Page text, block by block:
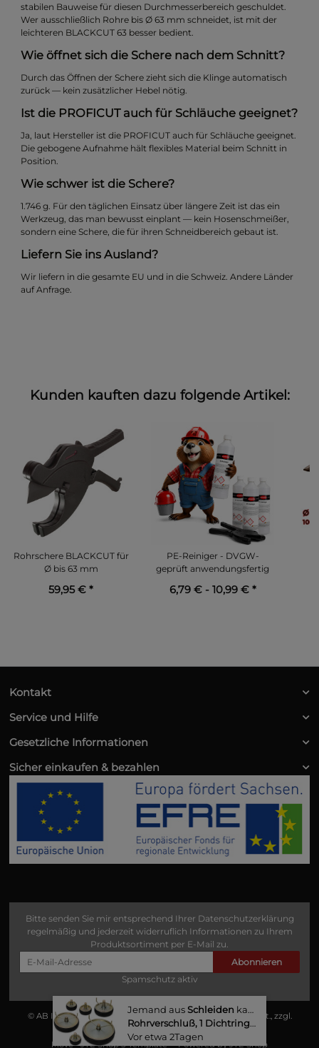
stabilen Bauweise für diesen Durchmesserbereich geschuldet.
Wer ausschließlich Rohre bis Ø 63 mm schneidet, ist mit der
leichteren BLACKCUT 63 besser bedient.
Wie öffnet sich die Schere nach dem Schnitt?
Durch das Öffnen der Schere zieht sich die Klinge automatisch
zurück — kein zusätzlicher Hebel nötig.
Ist die PROFICUT auch für Schläuche geeignet?
Ja, laut Hersteller ist die PROFICUT auch für Schläuche geeignet.
Die gebogene Aufnahme hält flexibles Material beim Schnitt in
Position.
Wie schwer ist die Schere?
1.746 g. Für den täglichen Einsatz über längere Zeit ist das ein
Werkzeug, das man bewusst einplant — kein Hosenschmeißer,
sondern eine Schere, die für ihren Schneidbereich gebaut ist.
Liefern Sie ins Ausland?
Wir liefern in die gesamte EU und in die Schweiz. Andere Länder
auf Anfrage.
Kunden kauften dazu folgende Artikel:
Rohrschere BLACKCUT für
Ø bis 63 mm
59,95 € *
PE-Reiniger - DVGW-
geprüft anwendungsfertig
6,79 € - 10,99 € *
Kontakt
Service und Hilfe
Gesetzliche Informationen
Sicher einkaufen & bezahlen
Bitte senden Sie mir entsprechend Ihrer Datenschutzerklärung
regelmäßig und jederzeit widerruflich Informationen zu Ihrem
Produktsortiment per E-Mail zu.
Abonnieren
Spamschutz aktiv
© AB Industrie Service
• * Alle Preise zzgl. gesetzlicher USt., zzgl.
Versand
Move - JTL-Shop 5 Template• Powered byJTL-Shop
Jemand ausSchleiden kaufte gerade
Rohrverschluß, 1 Dichtring, Ø 296 - 320 mm
Vor etwa 2Tagen​